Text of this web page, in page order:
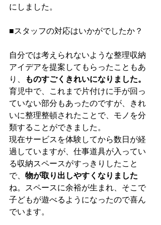
にしました。
■スタッフの対応はいかがでしたか？
自分では考えられないような整理収納
アイデアを提案してもらったこともあ
り、
ものすごくきれいになりました。
育児中で、これまで片付けに手が回っ
ていない部分もあったのですが、きれ
いに整理整頓されたことで、モノを分
類することができました。
現在サービスを体験してから数日が経
過していますが、仕事道具が入ってい
る収納スペースがすっきりしたこと
で、 物が取り出しやすくなりました
ね。スペースに余裕が生まれ、そこで
子どもが遊べるようになったので喜ん
でいます。